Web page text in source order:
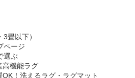
畳以下）
ページ
選ぶ
高機能ラグ
OK！洗えるラグ・ラグマット